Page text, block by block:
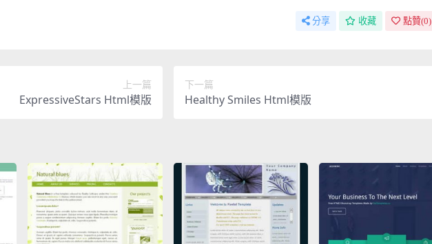
分享 收藏 點贊(0)
上一篇
ExpressiveStars Html模版
下一篇
Healthy Smiles Html模版